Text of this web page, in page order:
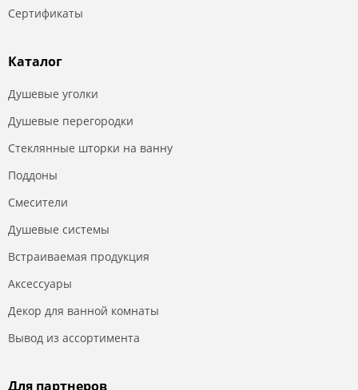
Сертификаты
Каталог
Душевые уголки
Душевые перегородки
Стеклянные шторки на ванну
Поддоны
Смесители
Душевые системы
Встраиваемая продукция
Аксессуары
Декор для ванной комнаты
Вывод из ассортимента
Для партнеров